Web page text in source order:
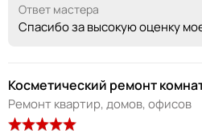
Ответ мастера
Спасибо за высокую оценку
Косметический ремонт
Ремонт квартир, домов, офисов